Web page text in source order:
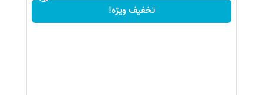
تخفیف ویژه!